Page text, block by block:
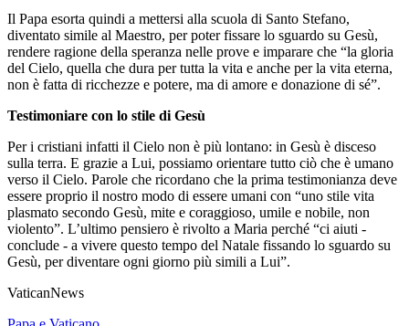
Il Papa esorta quindi a mettersi alla scuola di Santo Stefano,
diventato simile al Maestro, per poter fissare lo sguardo su Gesù,
rendere ragione della speranza nelle prove e imparare che “la gloria
del Cielo, quella che dura per tutta la vita e anche per la vita eterna,
non è fatta di ricchezze e potere, ma di amore e donazione di sé”.
Testimoniare con lo stile di Gesù
Per i cristiani infatti il Cielo non è più lontano: in Gesù è disceso
sulla terra. E grazie a Lui, possiamo orientare tutto ciò che è umano
verso il Cielo. Parole che ricordano che la prima testimonianza deve
essere proprio il nostro modo di essere umani con “uno stile vita
plasmato secondo Gesù, mite e coraggioso, umile e nobile, non
violento”. L’ultimo pensiero è rivolto a Maria perché “ci aiuti -
conclude - a vivere questo tempo del Natale fissando lo sguardo su
Gesù, per diventare ogni giorno più simili a Lui”.
VaticanNews